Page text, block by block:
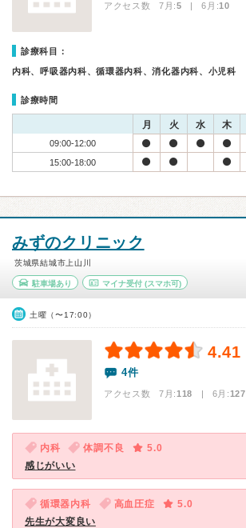
アクセス数 7月:5 | 6月:10
診療科目：
内科、呼吸器内科、循環器内科、消化器内科、小児科
診療時間
月 火 水 木
09:00-12:00
15:00-18:00
みずのクリニック
茨城県結城市上山川
駐車場あり マイナ受付(スマホ可)
土曜（〜17:00）
4.41
4件
アクセス数 7月:118 | 6月:127
内科 体調不良
5.0
感じがいい
循環器内科 高血圧症
5.0
先生が大変良い